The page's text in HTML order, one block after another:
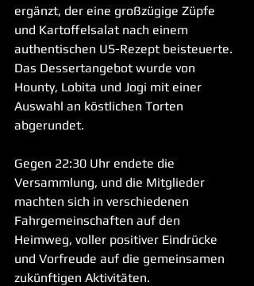
ergänzt, der eine großzügige Züpfe
und Kartoffelsalat nach einem
authentischen US-Rezept beisteuerte.
Das Dessertangebot wurde von
Hounty, Lobita und Jogi mit einer
Auswahl an köstlichen Torten
abgerundet.
Gegen 22:30 Uhr endete die
Versammlung, und die Mitglieder
machten sich in verschiedenen
Fahrgemeinschaften auf den
Heimweg, voller positiver Eindrücke
und Vorfreude auf die gemeinsamen
zukünftigen Aktivitäten.